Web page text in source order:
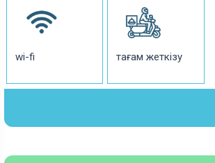
wi-fi тағам жеткізу